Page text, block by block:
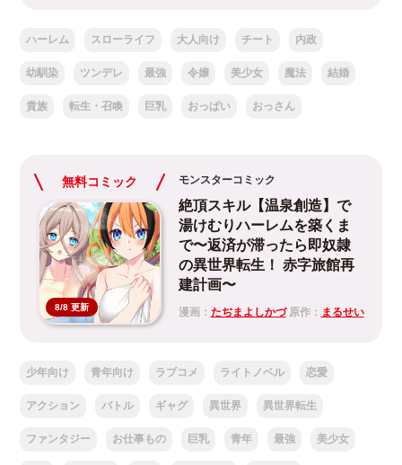
ハーレム スローライフ 大人向け チート 内政
幼馴染 ツンデレ 最強 令嬢 美少女 魔法 結婚
貴族 転生・召喚 巨乳 おっぱい おっさん
無料コミック
8/8 更新
モンスターコミック
絶頂スキル【温泉創造】で
湯けむりハーレムを築くま
で〜返済が滞ったら即奴隷
の異世界転生！ 赤字旅館再
建計画〜
漫画： たぢまよしかづ原作： まるせい
少年向け 青年向け ラブコメ ライトノベル 恋愛
アクション バトル ギャグ 異世界 異世界転生
ファンタジー お仕事もの 巨乳 青年 最強 美少女